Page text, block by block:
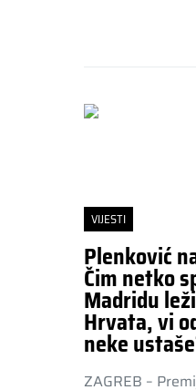
VIJESTI
Plenković
Čim netko
Madridu
Hrvata, vi
neke
ZAGREB –